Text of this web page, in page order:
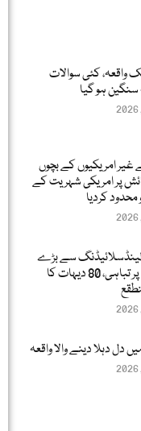
واقعہ، کئی سوالات
ہو گیا
غیر امریکیوں کے بچوں
پر امریکی شہریت کے
محدود کردیا
سے بڑے
پیمانے پر تباہی، 80 دیہات کا
دل دہلا دینے والا واقعہ